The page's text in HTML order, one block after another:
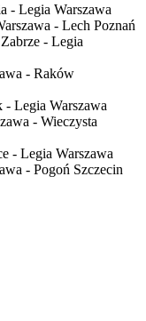
- Legia Warszawa
- Lech Poznań
- Legia
- Raków
- Legia Warszawa
- Wieczysta
- Legia Warszawa
- Pogoń Szczecin